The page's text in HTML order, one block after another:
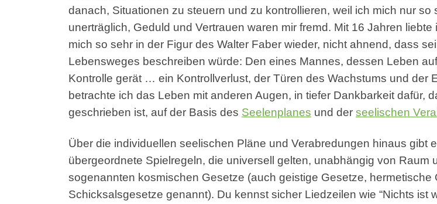
danach, Situationen zu steuern und zu kontrollieren, weil ich mich nur
unerträglich, Geduld und Vertrauen waren mir fremd. Mit 16 Jahren liebte
mich so sehr in der Figur des Walter Faber wieder, nicht ahnend, dass
Lebensweges beschreiben würde: Den eines Mannes, dessen Leben
Kontrolle gerät … ein Kontrollverlust, der Türen des Wachstums und der
betrachte ich das Leben mit anderen Augen, in tiefer Dankbarkeit dafür,
geschrieben ist, auf der Basis des Seelenplanes und der seelischen
Über die individuellen seelischen Pläne und Verabredungen hinaus gibt
übergeordnete Spielregeln, die universell gelten, unabhängig von Raum
sogenannten kosmischen Gesetze (auch geistige Gesetze, hermetische
Schicksalsgesetze genannt). Du kennst sicher Liedzeilen wie “Nichts ist